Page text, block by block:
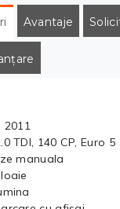
Avantaje
2011
TDI, 140 CP, Euro 5
manuala